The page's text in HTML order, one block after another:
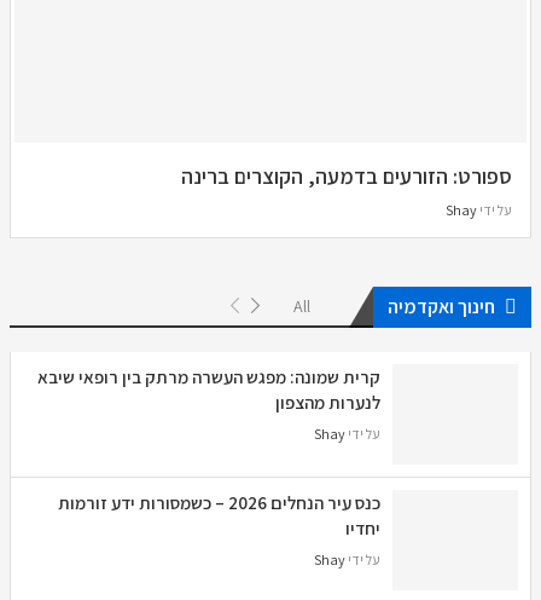
ספורט: הזורעים בדמעה, הקוצרים ברינה
על ידי Shay
חינוך ואקדמיה All
קרית שמונה: מפגש העשרה מרתק בין רופאי שיבא
לנערות מהצפון
על ידי Shay
כנס עיר הנחלים 2026 – כשמסורות ידע זורמות
יחדיו
על ידי Shay